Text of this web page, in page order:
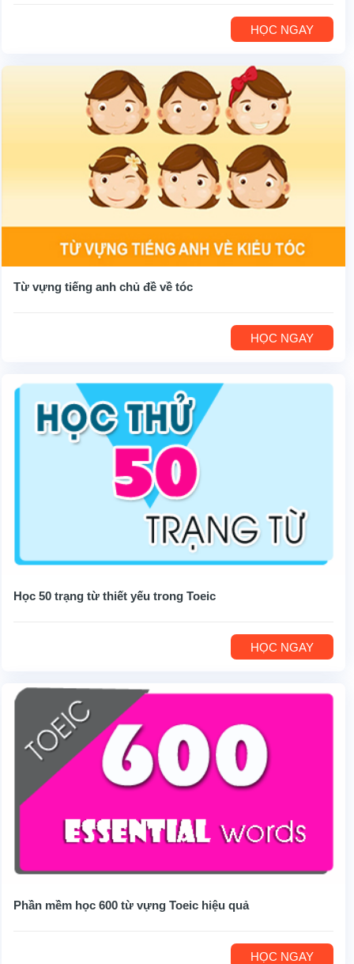
HỌC NGAY
Từ vựng tiếng anh chủ đề về tóc
HỌC NGAY
Học 50 trạng từ thiết yếu trong Toeic
HỌC NGAY
Phần mềm học 600 từ vựng Toeic hiệu quả
HỌC NGAY